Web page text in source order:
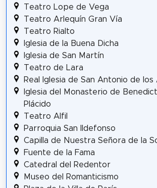
Teatro Lope de Vega
Teatro Arlequín Gran Vía
Teatro Rialto
Iglesia de la Buena Dicha
Iglesia de San Martín
Teatro de Lara
Real Iglesia de San Antonio de los
Iglesia del Monasterio de
Plácido
Teatro Alfil
Parroquia San Ildefonso
Capilla de Nuestra Señora de la
Fuente de la Fama
Catedral del Redentor
Museo del Romanticismo